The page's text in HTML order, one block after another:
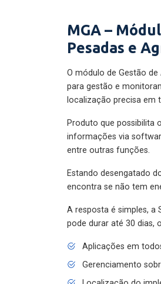
MGA –
Pesadas e
O módulo de Gestão
para gestão e
localização precisa em
Produto que possibilita
informações via
entre outras funções.
Estando desengatado
encontra se não tem
A resposta é simples, a
pode durar até 30 dias,
Aplicações em
Gerenciamento
Localização do